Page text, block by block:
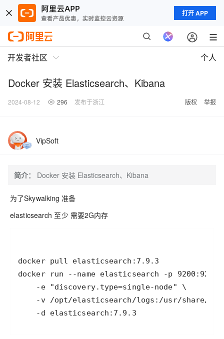
打开 APP
开发者社区 个人
Docker 安装 Elasticsearch、Kibana
2024-08-12 296 发布于浙江 版权 举报
VipSoft
简介： Docker 安装 Elasticsearch、Kibana
为了Skywalking 准备
elasticsearch 至少 需要2G内存
    -d elasticsearch:7.9.3